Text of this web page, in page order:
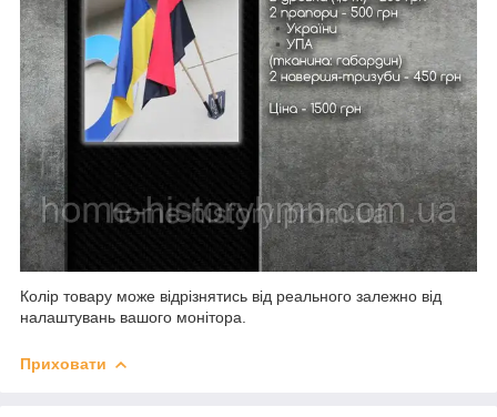
Колір товару може відрізнятись від реального залежно від
налаштувань вашого монітора.
Приховати